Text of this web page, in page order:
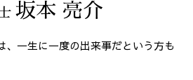
坂本 亮介
、一生に一度の出来事だという方も